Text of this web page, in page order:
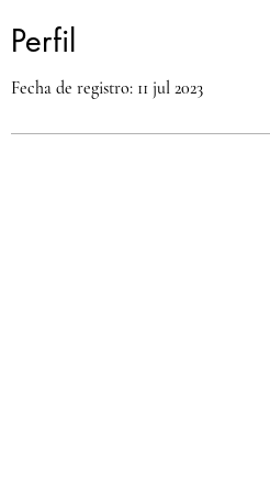
Perfil
Fecha de registro: 11 jul 2023